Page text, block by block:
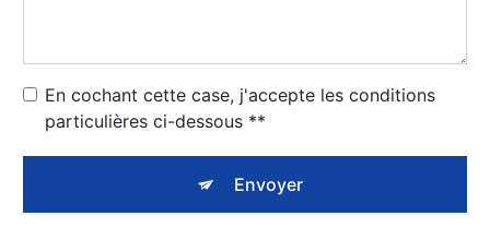
En cochant cette case, j'accepte les conditions
particulières ci-dessous **
Envoyer